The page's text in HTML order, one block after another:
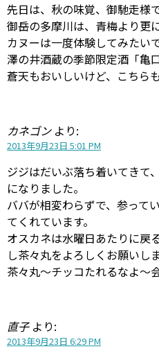
先日は、秋の味覚、御馳走様
御岳の多摩川は、青梅より更
カヌーは一度体験してみたいで
澤の井酒蔵の季節限定酒「亀
蒼天もおいしいけど、こちら
カネゴン より:
2013年9月23日 5:01 PM
ジジはだいぶ落ち着いてきて
になりました。
ババが相変わらずで、参って
てくれています。
オスカネは水曜日あたりに戻
し茶々丸をよろしくお願いしま
茶々丸～チッコたれるなよ～
直子 より:
2013年9月23日 6:29 PM